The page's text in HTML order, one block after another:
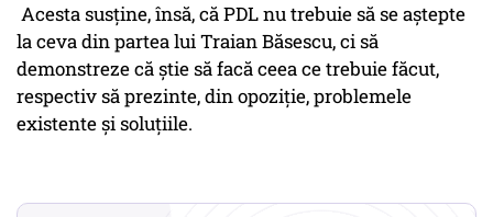
Acesta susţine, însă, că PDL nu trebuie să se aştepte
la ceva din partea lui Traian Băsescu, ci să
demonstreze că ştie să facă ceea ce trebuie făcut,
respectiv să prezinte, din opoziţie, problemele
existente şi soluţiile.